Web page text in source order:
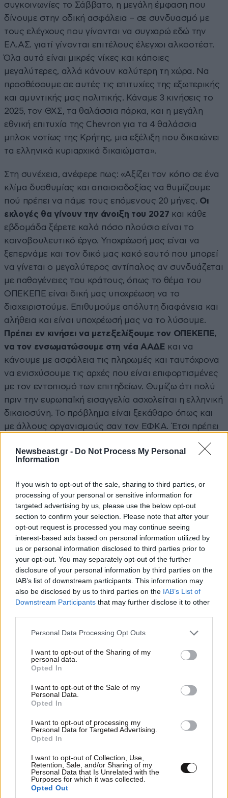
Newsbeast.gr - Do Not Process My Personal
Information
If you wish to opt-out of the sale, sharing to third parties, or
processing of your personal or sensitive information for
targeted advertising by us, please use the below opt-out
section to confirm your selection. Please note that after your
opt-out request is processed you may continue seeing
interest-based ads based on personal information utilized by
us or personal information disclosed to third parties prior to
your opt-out. You may separately opt-out of the further
disclosure of your personal information by third parties on the
IAB’s list of downstream participants. This information may
also be disclosed by us to third parties on the IAB’s List of
Downstream Participants that may further disclose it to other
Please note that this website/app uses one or more Google
not limited to your visit or usage behaviour. You may click to
grant or deny consent to Google and its third-party tags to
use your data for below specified purposes in below Google
consent section.
Personal Data Processing Opt Outs
I want to opt-out of the Sharing of my
personal data.
Opted In
I want to opt-out of the Sale of my
Personal Data.
Opted In
I want to opt-out of processing my
Personal Data for Targeted Advertising.
Opted In
I want to opt-out of Collection, Use,
Retention, Sale, and/or Sharing of my
Personal Data that Is Unrelated with the
Purposes for which it was collected.
Opted Out
συγκοινωνίες το Σάββατο, η μεγάλη έμφαση που
δίνουμε στην οδική ασφάλεια – σε συνδυασμό με
τους ελέγχους που γίνονται να συγχαρώ εδώ την
ΕΛ.ΑΣ. γιατί γίνονται επιτέλους έλεγχοι αλκοοτέστ.
Όλα αυτά είναι μικρές νίκες και κάποιες
μεγαλύτερες, αλλά κάνουν καλύτερη τη χώρα. Να
προσθέσουμε σε αυτές τις επιτυχίες της εξωτερικής
και αμυντικής μας πολιτικής. Κάναμε 3 κινήσεις το
2025, τον ΘΧΣ, τα θαλάσσια πάρκα, και η μεγάλη
εθνική επιτυχία της Chevron για τα 4 θαλάσσια
μπλοκ νοτίως της Κρήτης, μια εξέλιξη που δικαιώνει
τα ελληνικά κυριαρχικά δικαιώματα».
Στη συνέχεια, ανέφερε πως: «Αξίζει τον κόπο σε ένα
κλίμα δυσθυμίας και απαισιοδοξίας να θυμίζουμε
πού πρέπει να πάμε τους επόμενους 20 μήνες. Οι
εκλογές θα γίνουν την άνοιξη του 2027 και κάθε
εβδομάδα ξέρετε καλά πόσο πλούσιο είναι το
κοινοβουλευτικό έργο. Υποχρέωσή μας είναι να
ξεπερνάμε και τον δικό μας κακό εαυτό που μπορεί
να γίνεται ο μεγαλύτερος αντίπαλος αν συνδυάζεται
με παθογένειες του κράτους, όπως το θέμα του
ΟΠΕΚΕΠΕ είναι δική μας υποχρέωση να το
διαχειριστούμε. Επιθυμούμε απόλυτη διαφάνεια και
αλήθεια και είναι υποχρέωσή μας να το λύσουμε.
Πρέπει εν κινήσει να μετεξελίξουμε τον ΟΠΕΚΕΠΕ,
να τον ενσωματώσουμε στη νέα ΑΑΔΕ και να
κάνουμε με ασφάλεια τις πληρωμές και ταυτόχρονα
να ενισχύσουμε τις αρχές που είναι επιφορτισμένες
με τον εντοπισμό των επιτηδείων. Θυμίζω ότι πολύ
πριν την ευρωπαϊκή εισαγγελία ασχολείται η ελληνική
δικαιοσύνη. Το πρόβλημα είναι ξεκάθαρο όπως και
με άλλους οργανισμούς σαν τον ΕΦΚΑ. Έτσι πρέπει
λειτουργήσουν και οι πολεοδομίες. Γνωρίζουμε εκεί
και η κοινωνία δεν θα συγχωρήσει την έπαρση και
την αλαζονεία. Χρειάζεται άνοιγμα στις περιφέρειες.
Πρέπει να προτάξουμε τοπικά σχέδια ανάπτυξης
που μπορεί να είναι κολλημένα και οφείλουμε να
έχουμε μια αίσθηση ότι, όταν πάμε στις εκλογές του
2027, οι πολίτες πρέπει να βλέπουν ορατά
αποτελέσματα στο πεδίο. Να ακούμε τους πολίτες
για την ακρίβεια και να εξηγούμε τη διεθνή
διάσταση».
περισσότερο, αλλά οι μόνιμες αυξήσεις σε μισθούς
και συντάξεις έχουν έρθει και θα μείνουν. Θέλω να
ζητήσω να ενεργοποιηθούμε και στο συνέδριό μας
όλοι μαζί σε αυτή τη μεγάλη προσπάθεια η οποία
απέδωσε στο παρελθόν και κυβερνούμε
διακήρυξη του Κωνσταντίνου Καραμανλή που
αναφέρει ότι πηγαίνουμε πέρα από τις ετικέτες και
γι’ αυτό φτάσαμε σε αυτά τα ποσοστά. Οι μεγάλες
νίκες μας έρχονται, όταν η παράταξη αναβαπτίζει τις
αξίες της στα δεδομένα της εποχής και με τη δύναμη
των ιδεών της ενσωματώνει και άλλες. Η